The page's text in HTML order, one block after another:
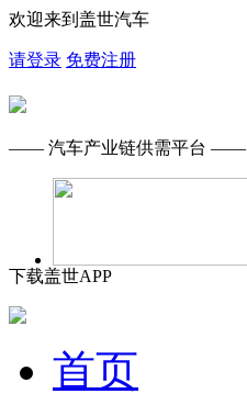
欢迎来到盖世汽车
请登录 免费注册
—— 汽车产业链供需平台 ——
下载盖世APP
首页